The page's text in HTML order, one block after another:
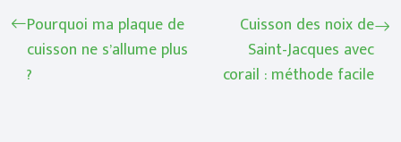
Pourquoi ma plaque de
cuisson ne s’allume plus
?
Cuisson des noix de
Saint-Jacques avec
corail : méthode facile